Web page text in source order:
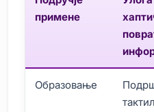
примене
Образовање